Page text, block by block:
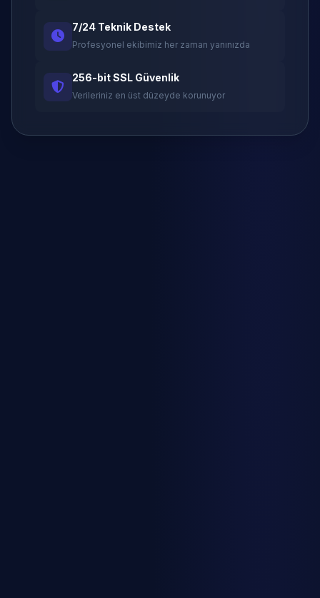
7/24 Teknik Destek
Profesyonel ekibimiz her zaman yanınızda
256-bit SSL Güvenlik
Verileriniz en üst düzeyde korunuyor